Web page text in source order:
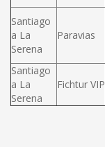
Santiago
a La
Serena
Paravias
Santiago
a La
Serena
Fichtur VIP